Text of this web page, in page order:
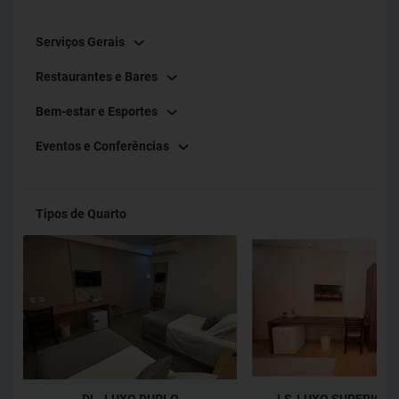
Serviços Gerais
Restaurantes e Bares
Bem-estar e Esportes
Eventos e Conferências
Tipos de Quarto